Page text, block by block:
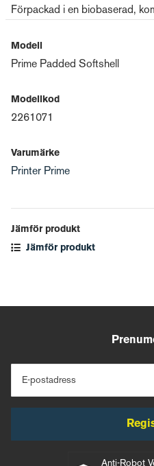
Förpackad i en biobaserad,
Modell
Prime Padded Softshell
Modellkod
2261071
Varumärke
Printer Prime
Jämför produkt
Jämför produkt
E-postadress
Anti-Robot